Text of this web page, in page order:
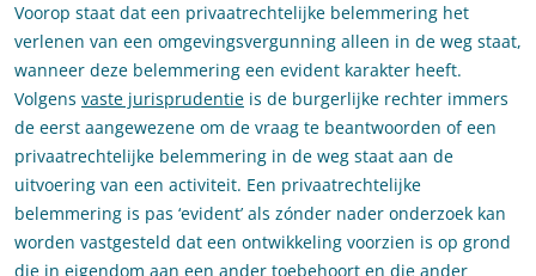
Voorop staat dat een privaatrechtelijke belemmering het
verlenen van een omgevingsvergunning alleen in de weg staat,
wanneer deze belemmering een evident karakter heeft.
Volgens vaste jurisprudentie is de burgerlijke rechter immers
de eerst aangewezene om de vraag te beantwoorden of een
privaatrechtelijke belemmering in de weg staat aan de
uitvoering van een activiteit. Een privaatrechtelijke
belemmering is pas ‘evident’ als zónder nader onderzoek kan
worden vastgesteld dat een ontwikkeling voorzien is op grond
die in eigendom aan een ander toebehoort en die ander